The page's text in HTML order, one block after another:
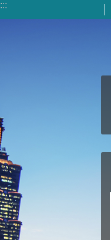
跳到主要內容區塊
:::